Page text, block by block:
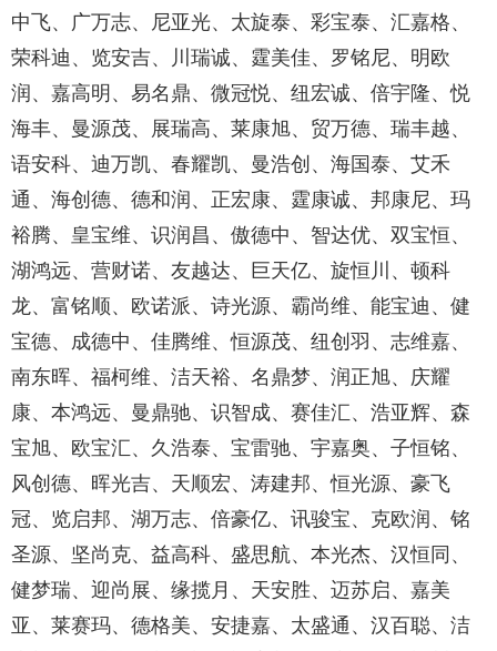
中飞、广万志、尼亚光、太旋泰、彩宝泰、汇嘉格、
荣科迪、览安吉、川瑞诚、霆美佳、罗铭尼、明欧
润、嘉高明、易名鼎、微冠悦、纽宏诚、倍宇隆、悦
海丰、曼源茂、展瑞高、莱康旭、贸万德、瑞丰越、
语安科、迪万凯、春耀凯、曼浩创、海国泰、艾禾
通、海创德、德和润、正宏康、霆康诚、邦康尼、玛
裕腾、皇宝维、识润昌、傲德中、智达优、双宝恒、
湖鸿远、营财诺、友越达、巨天亿、旋恒川、顿科
龙、富铭顺、欧诺派、诗光源、霸尚维、能宝迪、健
宝德、成德中、佳腾维、恒源茂、纽创羽、志维嘉、
南东晖、福柯维、洁天裕、名鼎梦、润正旭、庆耀
康、本鸿远、曼鼎驰、识智成、赛佳汇、浩亚辉、森
宝旭、欧宝汇、久浩泰、宝雷驰、宇嘉奥、子恒铭、
风创德、晖光吉、天顺宏、涛建邦、恒光源、豪飞
冠、览启邦、湖万志、倍豪亿、讯骏宝、克欧润、铭
圣源、坚尚克、益高科、盛思航、本光杰、汉恒同、
健梦瑞、迎尚展、缘揽月、天安胜、迈苏启、嘉美
亚、莱赛玛、德格美、安捷嘉、太盛通、汉百聪、洁